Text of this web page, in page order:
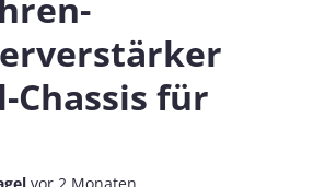
Chassis für